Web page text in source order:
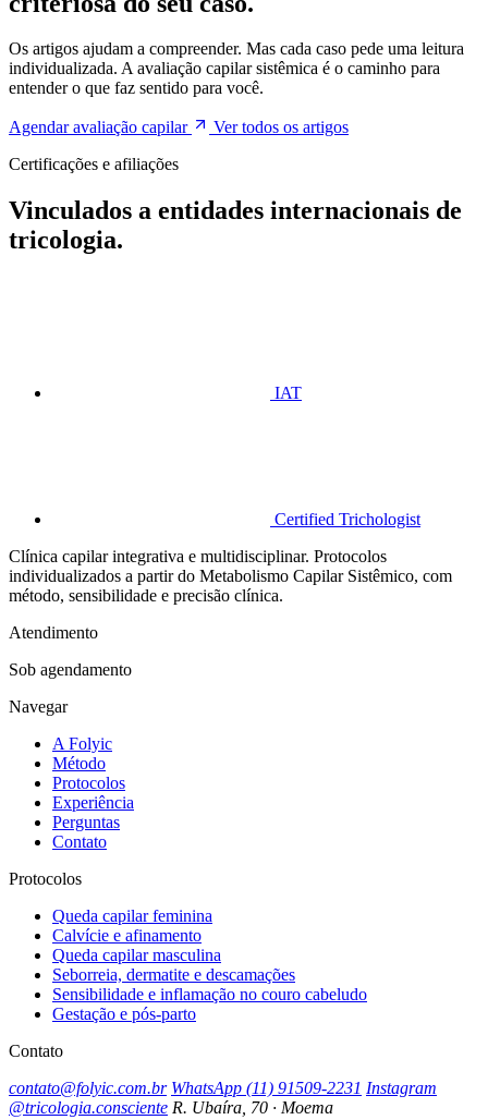
Os artigos ajudam a compreender. Mas cada caso pede uma leitura
individualizada. A avaliação capilar sistêmica é o caminho para
entender o que faz sentido para você.
Agendar avaliação capilar
Ver todos os artigos
Certificações e afiliações
Vinculados a entidades internacionais de
tricologia.
IAT
Certified Trichologist
Clínica capilar integrativa e multidisciplinar. Protocolos
individualizados a partir do Metabolismo Capilar Sistêmico, com
método, sensibilidade e precisão clínica.
Atendimento
Sob agendamento
Navegar
A Folyic
Método
Protocolos
Experiência
Perguntas
Contato
Protocolos
Queda capilar feminina
Calvície e afinamento
Queda capilar masculina
Seborreia, dermatite e descamações
Sensibilidade e inflamação no couro cabeludo
Gestação e pós-parto
Contato
contato@folyic.com.br WhatsApp (11) 91509-2231 Instagram
@tricologia.consciente R. Ubaíra, 70 · Moema